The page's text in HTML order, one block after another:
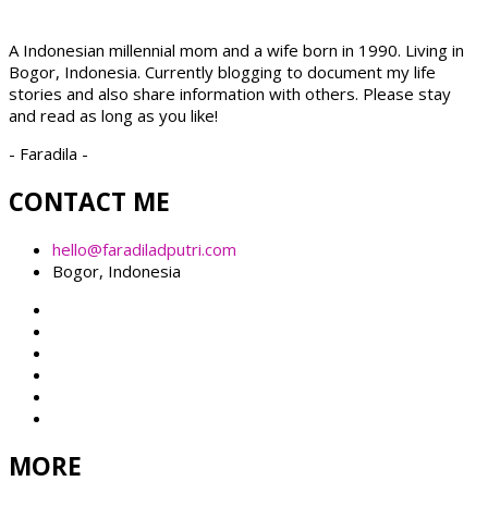
A Indonesian millennial mom and a wife born in 1990. Living in
Bogor, Indonesia. Currently blogging to document my life
stories and also share information with others. Please stay
and read as long as you like!
- Faradila -
CONTACT ME
hello@faradiladputri.com
Bogor, Indonesia
MORE